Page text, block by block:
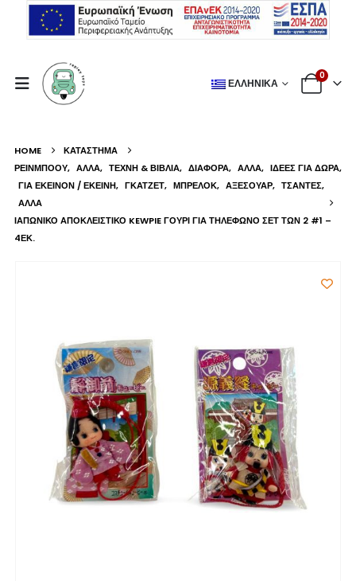
ΕΛΛΗΝΙΚΆ
0
HOME
ΚΑΤΆΣΤΗΜΑ
ΡΕΙΝΜΠΟΟΥ, ΆΛΛΑ, ΤΈΧΝΗ & ΒΙΒΛΊΑ, ΔΙΆΦΟΡΑ, ΆΛΛΑ, ΙΔΈΕΣ ΓΙΑ ΔΏΡΑ,
ΓΙΑ ΕΚΕΊΝΟΝ / ΕΚΕΊΝΗ, ΓΚΆΤΖΕΤ, ΜΠΡΕΛΌΚ, ΑΞΕΣΟΥΆΡ, ΤΣΆΝΤΕΣ,
ΆΛΛΑ
ΙΑΠΩΝΙΚΌ ΑΠΟΚΛΕΙΣΤΙΚΌ KEWPIE ΓΟΎΡΙ ΓΙΑ ΤΗΛΈΦΩΝΟ ΣΕΤ ΤΩΝ 2 #1 –
4ΕΚ.